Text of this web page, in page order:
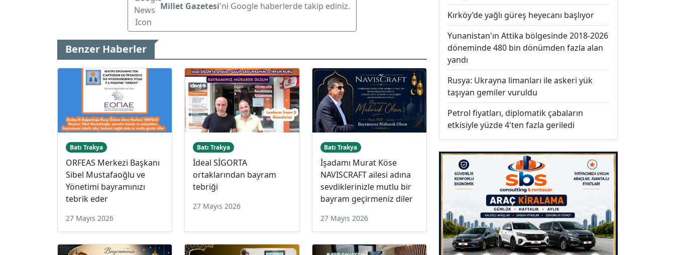
Millet Gazetesi'ni Google haberlerde takip ediniz.
Benzer Haberler
Batı Trakya
ORFEAS Merkezi Başkanı
Sibel Mustafaoğlu ve
Yönetimi bayramınızı
tebrik eder
27 Mayıs 2026
Batı Trakya
İdeal SİGORTA
ortaklarından bayram
tebriği
27 Mayıs 2026
Batı Trakya
İşadamı Murat Köse
NAVISCRAFT ailesi adına
sevdiklerinizle mutlu bir
bayram geçirmeniz diler
27 Mayıs 2026
Kırköy’de yağlı güreş heyecanı başlıyor
Yunanistan'ın Attika bölgesinde 2018-2026
döneminde 480 bin dönümden fazla alan
yandı
Rusya: Ukrayna limanları ile askeri yük
taşıyan gemiler vuruldu
Petrol fiyatları, diplomatik çabaların
etkisiyle yüzde 4'ten fazla geriledi